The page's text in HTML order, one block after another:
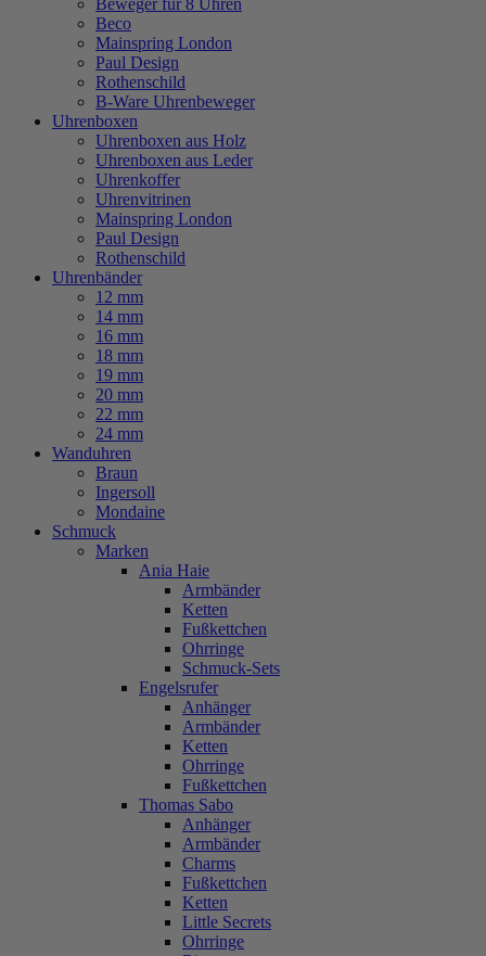
Beweger für 8 Uhren
Beco
Mainspring London
Paul Design
Rothenschild
B-Ware Uhrenbeweger
Uhrenboxen
Uhrenboxen aus Holz
Uhrenboxen aus Leder
Uhrenkoffer
Uhrenvitrinen
Mainspring London
Paul Design
Rothenschild
Uhrenbänder
12 mm
14 mm
16 mm
18 mm
19 mm
20 mm
22 mm
24 mm
Wanduhren
Braun
Ingersoll
Mondaine
Schmuck
Marken
Ania Haie
Armbänder
Ketten
Fußkettchen
Ohrringe
Schmuck-Sets
Engelsrufer
Anhänger
Armbänder
Ketten
Ohrringe
Fußkettchen
Thomas Sabo
Anhänger
Armbänder
Charms
Fußkettchen
Ketten
Little Secrets
Ohrringe